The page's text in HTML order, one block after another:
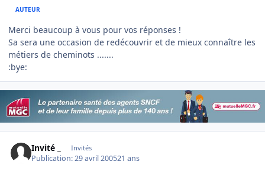
AUTEUR
Merci beaucoup à vous pour vos réponses !
Sa sera une occasion de redécouvrir et de mieux connaître les
métiers de cheminots .......
:bye:
Invité _ Invités
Publication:29 avril 200521 ans